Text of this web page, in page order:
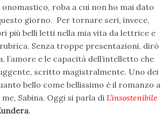
roba a cui non ho mai dato
giorno. Per tornare seri, invece,
più belli letti nella mia vita da lettrice e
Senza troppe presentazioni, dirò
e le capacità dell’intelletto che
scritto magistralmente. Uno dei
bello come bellissimo è il romanzo a
Sabina. Oggi si parla diL’insostenibile
.